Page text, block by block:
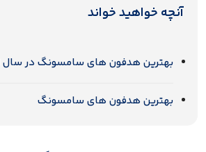
آنچه خواهید خواند
بهترین هدفون های سامسونگ در سال 2021
بهترین هدفون های سامسونگ